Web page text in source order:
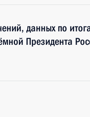
данных по
Президента